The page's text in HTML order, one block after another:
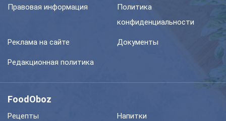
Правовая информация
Политика
конфиденциальности
Реклама на сайте Документы
Редакционная политика
FoodOboz
Рецепты
Напитки